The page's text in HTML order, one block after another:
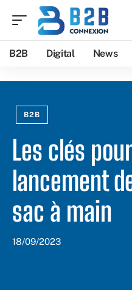
B2B Digital News
B2B
Les clés
lancement
sac à main
18/09/2023